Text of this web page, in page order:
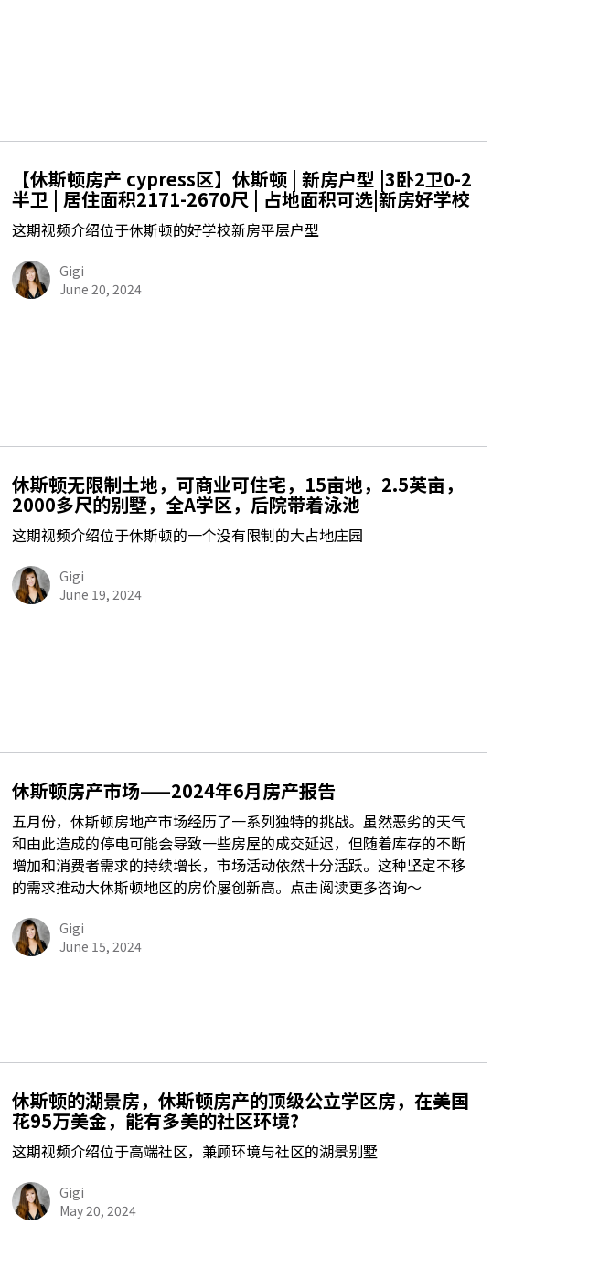
【休斯顿房产 cypress区】休斯顿 | 新房户型 |3卧2卫0-2
半卫 | 居住面积2171-2670尺 | 占地面积可选|新房好学校
这期视频介绍位于休斯顿的好学校新房平层户型
Gigi
June 20, 2024
休斯顿无限制土地，可商业可住宅，15亩地，2.5英亩，
2000多尺的别墅，全A学区，后院带着泳池
这期视频介绍位于休斯顿的一个没有限制的大占地庄园
Gigi
June 19, 2024
休斯顿房产市场——2024年6月房产报告
五月份，休斯顿房地产市场经历了一系列独特的挑战。虽然恶劣的天气
和由此造成的停电可能会导致一些房屋的成交延迟，但随着库存的不断
增加和消费者需求的持续增长，市场活动依然十分活跃。这种坚定不移
的需求推动大休斯顿地区的房价屡创新高。点击阅读更多咨询～
Gigi
June 15, 2024
休斯顿的湖景房，休斯顿房产的顶级公立学区房，在美国
花95万美金，能有多美的社区环境?
这期视频介绍位于高端社区，兼顾环境与社区的湖景别墅
Gigi
May 20, 2024